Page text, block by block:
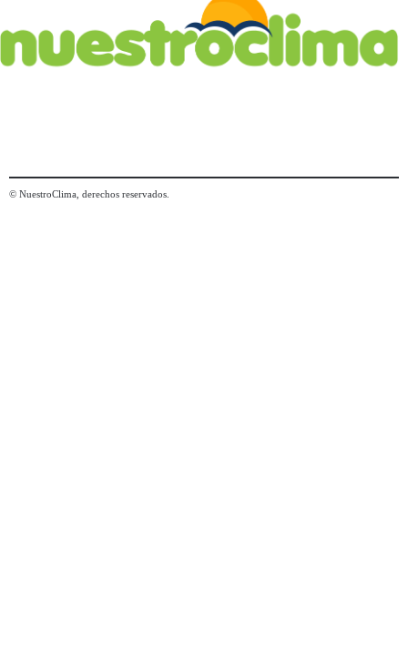
© NuestroClima, derechos reservados.